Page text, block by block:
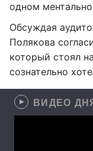
одном
Обсуждая
Полякова
который стоял
сознательно
ВИДЕО